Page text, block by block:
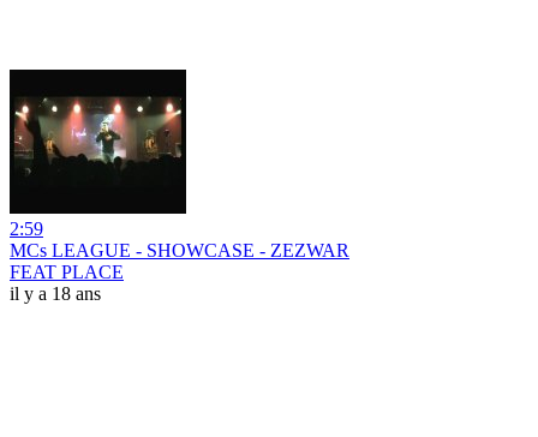
2:59
MCs LEAGUE - SHOWCASE - ZEZWAR
FEAT PLACE
il y a 18 ans